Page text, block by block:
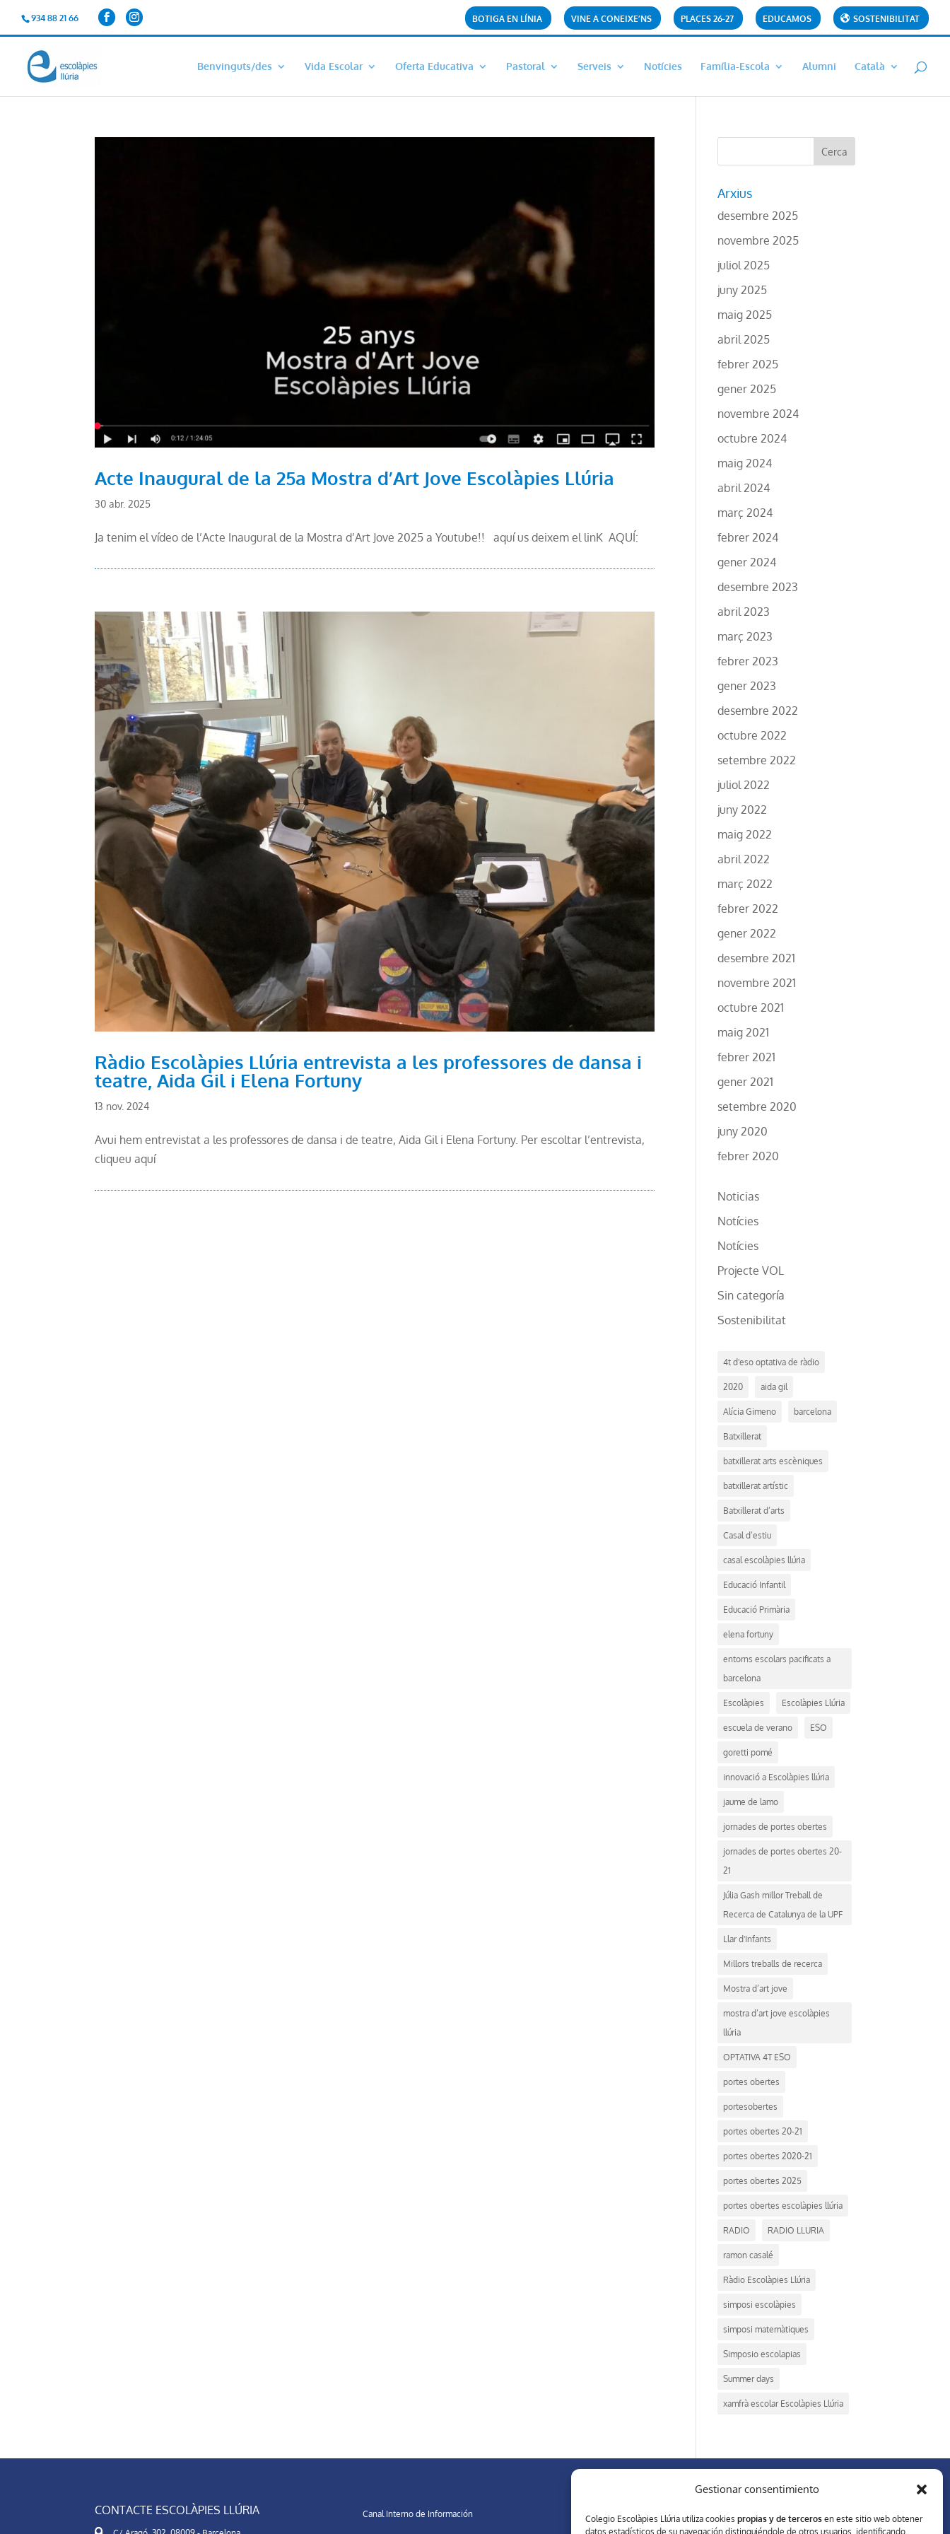
Gestionar consentimiento
Colegio Escolàpies Llúria utiliza cookies propias y de terceros en este sitio web obtener
datos estadísticos de su navegación distinguiéndole de otros usuarios, identificando
934 88 21 66 BOTIGA EN LÍNIA VINE A CONEIXE’NS PLAÇES 26-27 EDUCAMOS SOSTENIBILITAT
Benvinguts/des Vida Escolar Oferta Educativa Pastoral Serveis Notícies Família-Escola Alumni Català
Acte Inaugural de la 25a Mostra d’Art Jove Escolàpies Llúria
30 abr. 2025
Ja tenim el vídeo de l’Acte Inaugural de la Mostra d’Art Jove 2025 a Youtube!! aquí us deixem el linK AQUÍ:
Ràdio Escolàpies Llúria entrevista a les professores de dansa i
teatre, Aida Gil i Elena Fortuny
13 nov. 2024
Avui hem entrevistat a les professores de dansa i de teatre, Aida Gil i Elena Fortuny. Per escoltar l’entrevista,
cliqueu aquí
Arxius
desembre 2025
novembre 2025
juliol 2025
juny 2025
maig 2025
abril 2025
febrer 2025
gener 2025
novembre 2024
octubre 2024
maig 2024
abril 2024
març 2024
febrer 2024
gener 2024
desembre 2023
abril 2023
març 2023
febrer 2023
gener 2023
desembre 2022
octubre 2022
setembre 2022
juliol 2022
juny 2022
maig 2022
abril 2022
març 2022
febrer 2022
gener 2022
desembre 2021
novembre 2021
octubre 2021
maig 2021
febrer 2021
gener 2021
setembre 2020
juny 2020
febrer 2020
Noticias
Notícies
Notícies
Projecte VOL
Sin categoría
Sostenibilitat
4t d'eso optativa de ràdio
2020 aida gil
Alícia Gimeno barcelona
Batxillerat
batxillerat arts escèniques
batxillerat artístic
Batxillerat d’arts
Casal d’estiu
casal escolàpies llúria
Educació Infantil
Educació Primària
elena fortuny
entorns escolars pacificats a
barcelona
Escolàpies Escolàpies Llúria
escuela de verano ESO
goretti pomé
innovació a Escolàpies llúria
jaume de lamo
jornades de portes obertes
jornades de portes obertes 20-
21
Júlia Gash millor Treball de
Recerca de Catalunya de la UPF
Llar d'Infants
Millors treballs de recerca
Mostra d’art jove
mostra d’art jove escolàpies
llúria
OPTATIVA 4T ESO
portes obertes
portesobertes
portes obertes 20-21
portes obertes 2020-21
portes obertes 2025
portes obertes escolàpies llúria
RADIO RADIO LLURIA
ramon casalé
Ràdio Escolàpies Llúria
simposi escolàpies
simposi matemàtiques
Simposio escolapias
Summer days
xamfrà escolar Escolàpies Llúria
CONTACTE ESCOLÀPIES LLÚRIA Canal Interno de Información